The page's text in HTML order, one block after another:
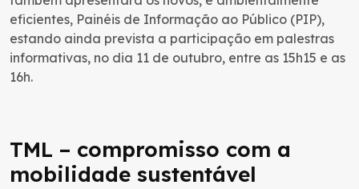
eficientes, Painéis de Informação ao Público (PIP),
estando ainda prevista a participação em palestras
informativas, no dia 11 de outubro, entre as 15h15 e as
16h.
TML – compromisso com a
mobilidade sustentável